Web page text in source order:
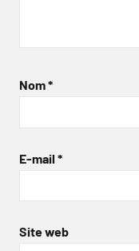
Nom*
E-mail *
Site web